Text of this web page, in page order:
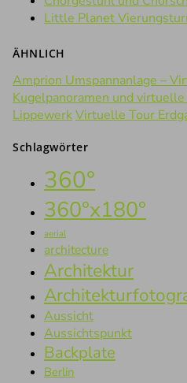
Little Planet
ÄHNLICH
Amprion Umspannanlage –
Kugelpanoramen und virtuelle
LippewerkVirtuelle Tour
Schlagwörter
360°
360°x180°
aerial
architecture
Architektur
Aussicht
Aussichtspunkt
Backplate
Berlin